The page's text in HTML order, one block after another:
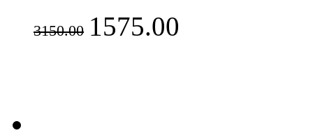
3150.00 1575.00